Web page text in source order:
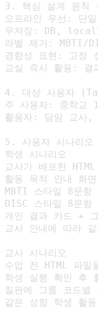
3. 핵심 설계 원
오프라인 우선: 단
무저장: DB,
라벨 제거: MBTI/
경향성 표현: 고정
교실 즉시 활용: 결
4. 대상 사용자
주 사용자: 중학교
활용자: 담임 교사,
5. 사용자 시나리
학생 시나리오
교사가 배포한
활동 목적 안내 화
MBTI 스타일 8문항
DISC 스타일 8문항
개인 결과 카드 +
교사 안내에 따라
교사 시나리오
수업 전 HTML 파일
학생 실행 확인 후
칠판에 그룹 코드별
같은 성향 학생 활